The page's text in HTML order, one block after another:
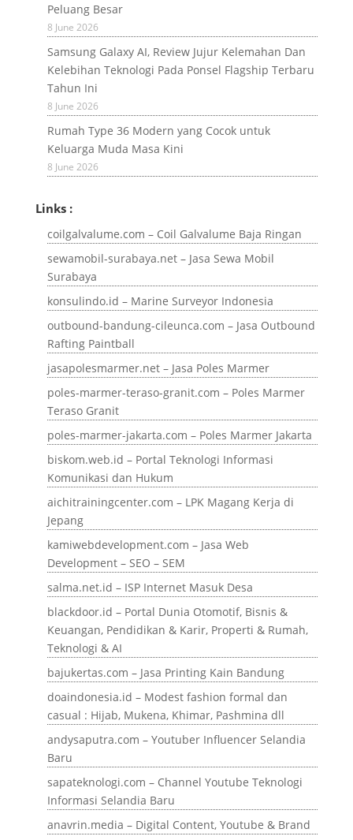
Peluang Besar
8 June 2026
Samsung Galaxy AI, Review Jujur Kelemahan Dan
Kelebihan Teknologi Pada Ponsel Flagship Terbaru
Tahun Ini
8 June 2026
Rumah Type 36 Modern yang Cocok untuk
Keluarga Muda Masa Kini
8 June 2026
Links :
coilgalvalume.com – Coil Galvalume Baja Ringan
sewamobil-surabaya.net – Jasa Sewa Mobil
Surabaya
konsulindo.id – Marine Surveyor Indonesia
outbound-bandung-cileunca.com – Jasa Outbound
Rafting Paintball
jasapolesmarmer.net – Jasa Poles Marmer
poles-marmer-teraso-granit.com – Poles Marmer
Teraso Granit
poles-marmer-jakarta.com – Poles Marmer Jakarta
biskom.web.id – Portal Teknologi Informasi
Komunikasi dan Hukum
aichitrainingcenter.com – LPK Magang Kerja di
Jepang
kamiwebdevelopment.com – Jasa Web
Development – SEO – SEM
salma.net.id – ISP Internet Masuk Desa
blackdoor.id – Portal Dunia Otomotif, Bisnis &
Keuangan, Pendidikan & Karir, Properti & Rumah,
Teknologi & AI
bajukertas.com – Jasa Printing Kain Bandung
doaindonesia.id – Modest fashion formal dan
casual : Hijab, Mukena, Khimar, Pashmina dll
andysaputra.com – Youtuber Influencer Selandia
Baru
sapateknologi.com – Channel Youtube Teknologi
Informasi Selandia Baru
anavrin.media – Digital Content, Youtube & Brand